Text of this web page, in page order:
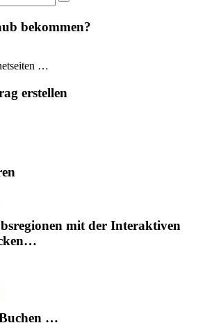
bekommen?
…
erstellen
mit der Interaktiven
…